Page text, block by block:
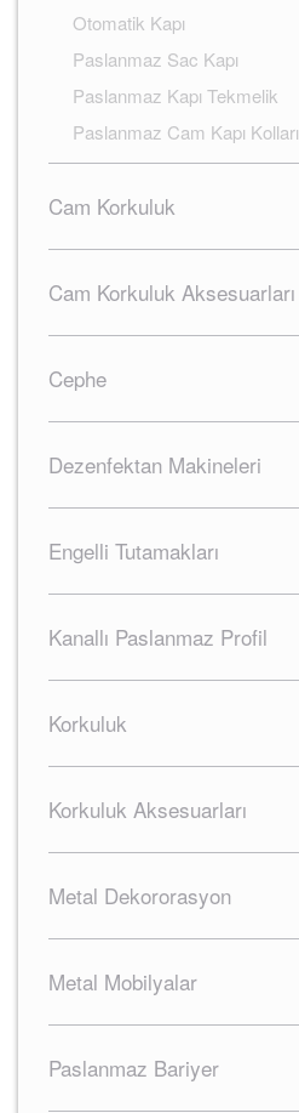
Otomatik Kapı
Paslanmaz Sac Kapı
Paslanmaz Kapı Tekmelik
Paslanmaz Cam Kapı Kolları
Cam Korkuluk
Cam Korkuluk Aksesuarları
Cephe
Dezenfektan Makineleri
Engelli Tutamakları
Kanallı Paslanmaz Profil
Korkuluk
Korkuluk Aksesuarları
Metal Dekororasyon
Metal Mobilyalar
Paslanmaz Bariyer